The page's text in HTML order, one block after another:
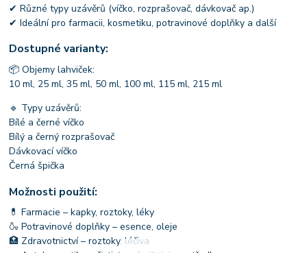
✔ Různé typy uzávěrů (víčko, rozprašovač, dávkovač ap.)
✔ Ideální pro farmacii, kosmetiku, potravinové doplňky a další
Dostupné varianty:
📦 Objemy lahviček:
10 ml, 25 ml, 35 ml, 50 ml, 100 ml, 115 ml, 215 ml
🔹 Typy uzávěrů:
Bílé a černé víčko
Bílý a černý rozprašovač
Dávkovací víčko
Černá špička
Možnosti použití:
💊 Farmacie – kapky, roztoky, léky
🍶 Potravinové doplňky – esence, oleje
🏥 Zdravotnictví – roztoky, léčiva